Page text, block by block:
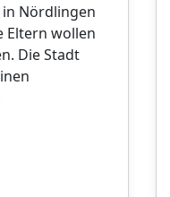
Nördlingen
Eltern wollen
Die Stadt